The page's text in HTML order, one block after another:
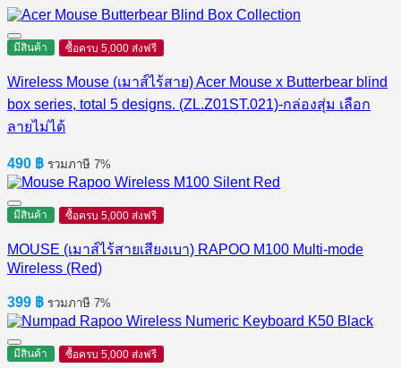
มีสินค้า ซื้อครบ 5,000 ส่งฟรี
Wireless Mouse (เมาส์ไร้สาย) Acer Mouse x Butterbear blind
box series, total 5 designs. (ZL.Z01ST.021)-กล่องสุ่ม เลือก
ลายไม่ได้
490 ฿ รวมภาษี 7%
มีสินค้า ซื้อครบ 5,000 ส่งฟรี
MOUSE (เมาส์ไร้สายเสียงเบา) RAPOO M100 Multi-mode
Wireless (Red)
399 ฿ รวมภาษี 7%
มีสินค้า ซื้อครบ 5,000 ส่งฟรี